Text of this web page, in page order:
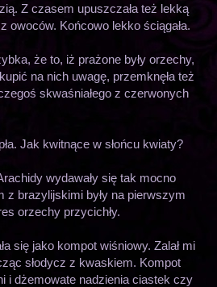
Z czasem upuszczała też lekką
Końcowo lekko ściągała.
że to, iż prażone były orzechy,
na nich uwagę, przemknęła też
skwaśniałego z czerwonych
Jak kwitnące w słońcu kwiaty?
wydawały się tak mocno
z brazylijskimi były na pierwszym
orzechy przycichły.
się jako kompot wiśniowy. Zalał mi
słodycz z kwaskiem. Kompot
i dżemowate nadzienia ciastek czy